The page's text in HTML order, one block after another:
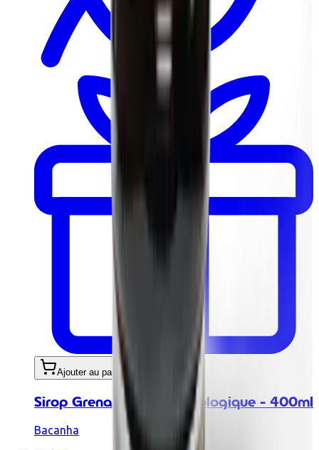
Ajouter au panier
Sirop Grenadine Brut - Biologique - 400ml
Bacanha